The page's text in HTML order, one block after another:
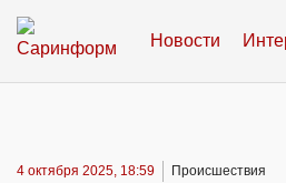
Новости
4 октября 2025, 18:59 Происшествия